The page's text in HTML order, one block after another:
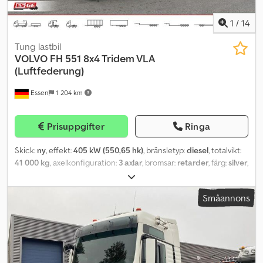
1 / 14
Essen 1 204 km
Tung lastbil
VOLVO FH 551 8x4 Tridem VLA
(Luftfederung)
Prisuppgifter Ringa
Skick: ny, effekt:405 kW (550,65 hk), bränsletyp:diesel, totalvikt:
41 000 kg , axelkonfiguration: 3 axlar, bromsar: retarder, färg:silver,
, Utrustning:ABS, elektroniskt
stabilitetsprogram (ESP), luftkonditionering, navigationssystem,
, Hela vårt fordonsutbud med
omedelbart och kortfristigt tillgängliga fordon hittar du på vår
hemsida. Utdrag ur utrustningen. Komplett utrustningslista erhålls
på begäran. - Framaxel, elektro-hydraulisk styrning - Luftfjädring
bak, Tridem-utförande, 2 drivande axlar - Globetrotter XL-
Småannons